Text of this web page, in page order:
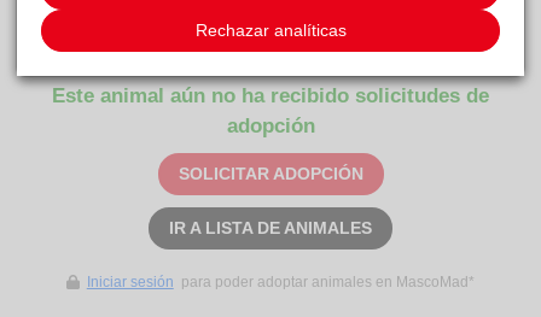
GRECIA
Anaa.
Este animal aún no ha recibido solicitudes de
adopción
SOLICITAR ADOPCIÓN
IR A LISTA DE ANIMALES
Iniciar sesión para poder adoptar animales en MascoMad*
Rechazar analíticas